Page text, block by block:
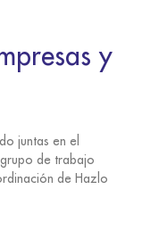
y
juntas en el
de trabajo
de Hazlo